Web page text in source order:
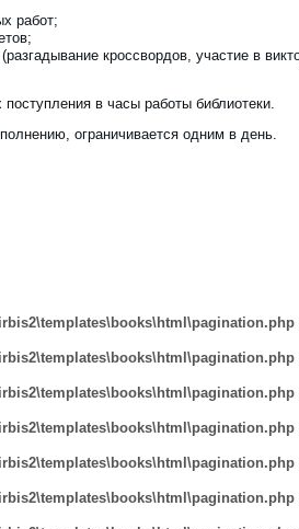
работ;
кроссвордов, участие в
в часы работы библиотеки.
ограничивается одним в день.